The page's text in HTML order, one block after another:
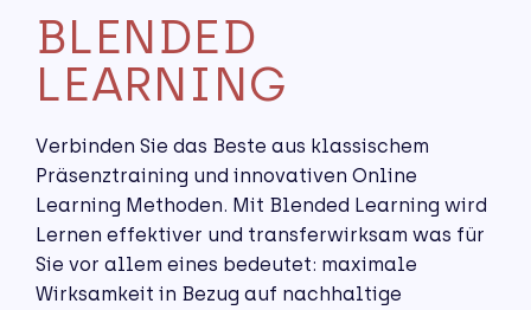
BLENDED
LEARNING
Verbinden Sie das Beste aus klassischem
Präsenztraining und innovativen Online
Learning Methoden. Mit Blended Learning wird
Lernen effektiver und transferwirksam was für
Sie vor allem eines bedeutet: maximale
Wirksamkeit in Bezug auf nachhaltige